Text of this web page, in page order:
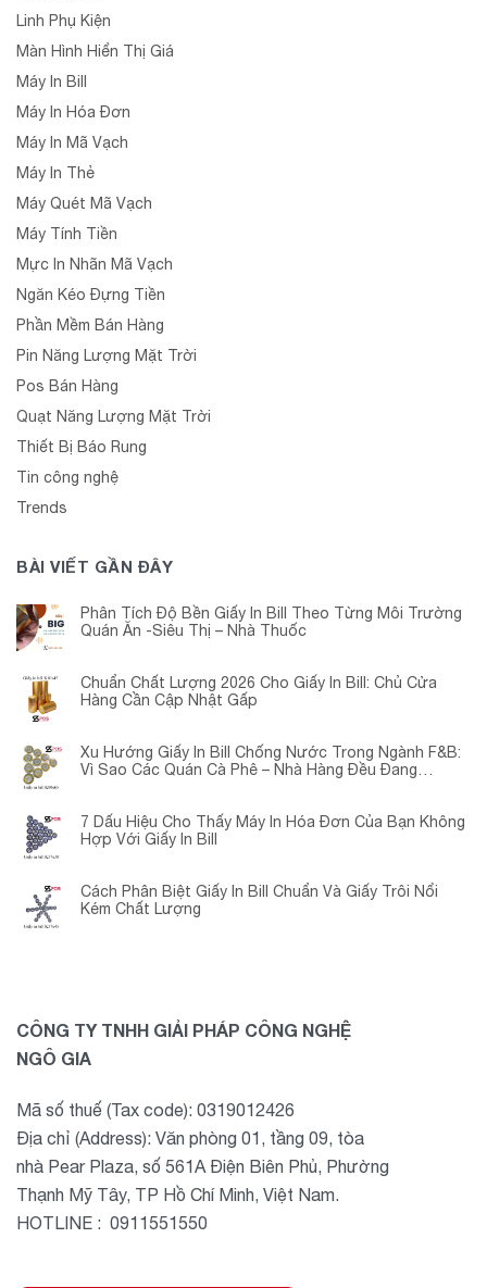
Linh Phụ Kiện
Màn Hình Hiển Thị Giá
Máy In Bill
Máy In Hóa Đơn
Máy In Mã Vạch
Máy In Thẻ
Máy Quét Mã Vạch
Máy Tính Tiền
Mực In Nhãn Mã Vạch
Ngăn Kéo Đựng Tiền
Phần Mềm Bán Hàng
Pin Năng Lượng Mặt Trời
Pos Bán Hàng
Quạt Năng Lượng Mặt Trời
Thiết Bị Báo Rung
Tin công nghệ
Trends
BÀI VIẾT GẦN ĐÂY
Phân Tích Độ Bền Giấy In Bill Theo Từng Môi Trường
Quán Ăn -Siêu Thị – Nhà Thuốc
Chuẩn Chất Lượng 2026 Cho Giấy In Bill: Chủ Cửa
Hàng Cần Cập Nhật Gấp
Xu Hướng Giấy In Bill Chống Nước Trong Ngành F&B:
Vì Sao Các Quán Cà Phê – Nhà Hàng Đều Đang
7 Dấu Hiệu Cho Thấy Máy In Hóa Đơn Của Bạn Không
Hợp Với Giấy In Bill
Cách Phân Biệt Giấy In Bill Chuẩn Và Giấy Trôi Nổi
Kém Chất Lượng
CÔNG TY TNHH GIẢI PHÁP CÔNG NGHỆ
NGÔ GIA
Mã số thuế (Tax code): 0319012426
Địa chỉ (Address): Văn phòng 01, tầng 09, tòa
nhà Pear Plaza, số 561A Điện Biên Phủ, Phường
Thạnh Mỹ Tây, TP Hồ Chí Minh, Việt Nam.
HOTLINE : 0911551550